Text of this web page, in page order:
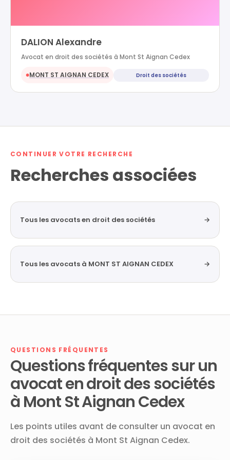
DALION Alexandre
Avocat en droit des sociétés à Mont St Aignan Cedex
●MONT ST AIGNAN CEDEX Droit des sociétés
CONTINUER VOTRE RECHERCHE
Recherches associées
Tous les avocats en droit des sociétés →
Tous les avocats à MONT ST AIGNAN CEDEX →
QUESTIONS FRÉQUENTES
Questions fréquentes sur un
avocat en droit des sociétés
à Mont St Aignan Cedex
Les points utiles avant de consulter un avocat en
droit des sociétés à Mont St Aignan Cedex.